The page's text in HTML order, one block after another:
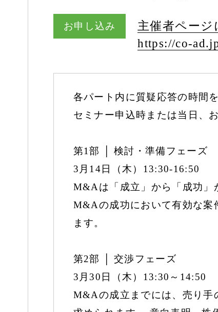
お申し込み
主催者ペー
https://co-
各パート内に質疑応答の時間
セミナー申込時または当日、
第1部 │ 検討・準備フェーズ
3月14日（木）13:30-16:50
M&Aは「成立」から「成功」
M&Aの成功において有効な案
ます。
第2部 │ 交渉フェーズ
3月30日（木）13:30～14:50
M&Aの成立までには、売り手